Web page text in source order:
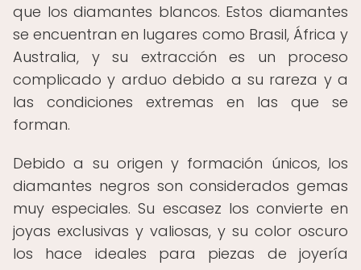
que los diamantes blancos. Estos diamantes
se encuentran en lugares como Brasil, África y
Australia, y su extracción es un proceso
complicado y arduo debido a su rareza y a
las condiciones extremas en las que se
forman.
Debido a su origen y formación únicos, los
diamantes negros son considerados gemas
muy especiales. Su escasez los convierte en
joyas exclusivas y valiosas, y su color oscuro
los hace ideales para piezas de joyería